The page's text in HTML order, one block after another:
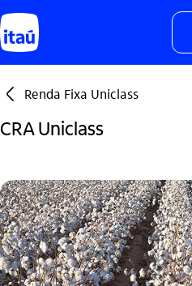
seta_esquerda Renda Fixa Uniclass
CRA Uniclass